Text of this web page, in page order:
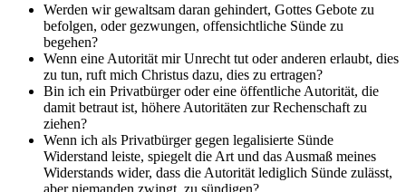
Werden wir gewaltsam daran gehindert, Gottes Gebote zu
befolgen, oder gezwungen, offensichtliche Sünde zu
begehen?
Wenn eine Autorität mir Unrecht tut oder anderen erlaubt, dies
zu tun, ruft mich Christus dazu, dies zu ertragen?
Bin ich ein Privatbürger oder eine öffentliche Autorität, die
damit betraut ist, höhere Autoritäten zur Rechenschaft zu
ziehen?
Wenn ich als Privatbürger gegen legalisierte Sünde
Widerstand leiste, spiegelt die Art und das Ausmaß meines
Widerstands wider, dass die Autorität lediglich Sünde zulässt,
aber niemanden zwingt, zu sündigen?